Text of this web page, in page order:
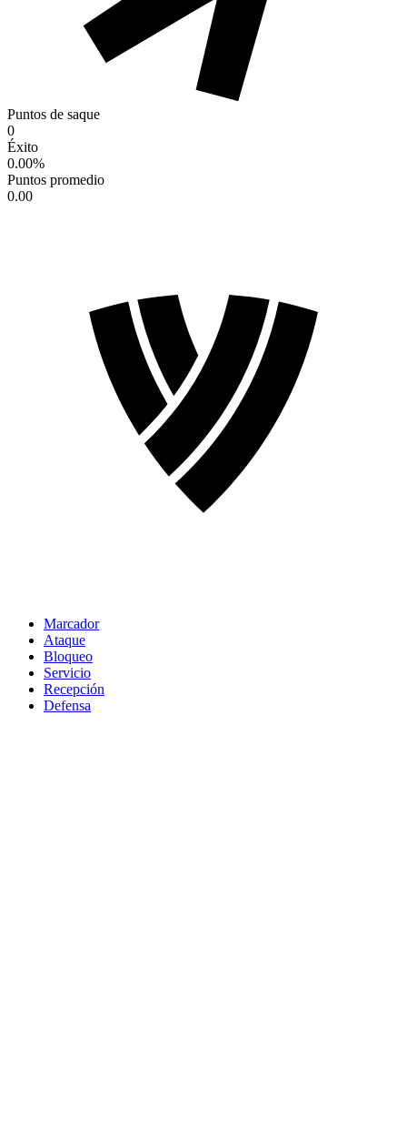
Puntos de saque
0
Éxito
0.00%
Puntos promedio
0.00
Marcador
Ataque
Bloqueo
Servicio
Recepción
Defensa